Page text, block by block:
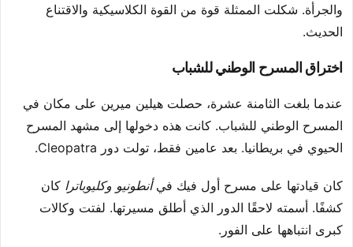
والجرأة. شكلت الممثلة قوة من القوة الكلاسيكية والاقتناع
الحديث.
اختراق المسرح الوطني للشباب
عندما بلغت الثامنة عشرة، حصلت هيلين ميرين على مكان في
المسرح الوطني للشباب. كانت هذه دخولها إلى مشهد المسرح
الحيوي في بريطانيا. بعد عامين فقط، تولت دور Cleopatra.
كان قيادتها على مسرح أول فيك فيأنطونيو وكليوباترا كان
كشفًا. أسمته لاحقًا الدور الذي أطلق مسيرتها. لفتت وكالات
كبرى انتباهها على الفور.